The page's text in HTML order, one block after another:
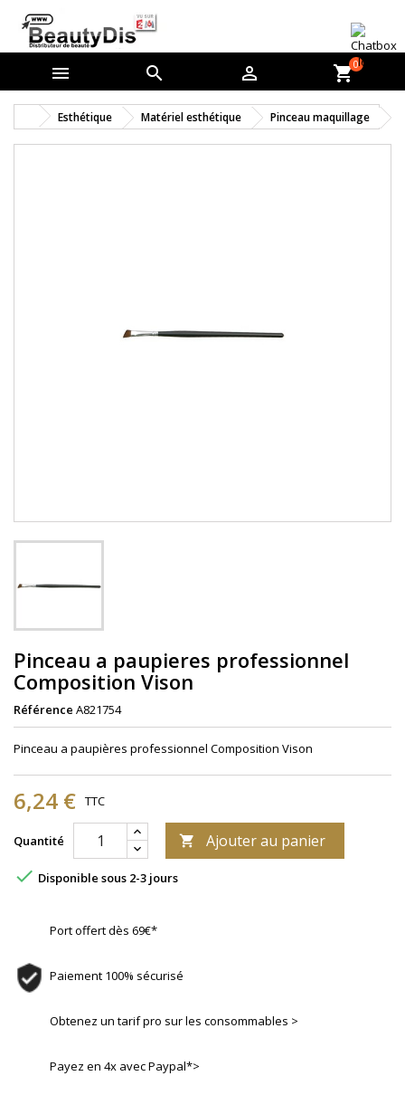
   shopping_cart0
Esthétique Matériel esthétique Pinceau maquillage
Pinceau a paupieres professionnel
Composition Vison
Référence A821754
Pinceau a paupières professionnel Composition Vison
6,24 € TTC
Quantité  Ajouter au panier
 Disponible sous 2-3 jours
Port offert dès 69€*
Paiement 100% sécurisé
Obtenez un tarif pro sur les consommables >
Payez en 4x avec Paypal*>